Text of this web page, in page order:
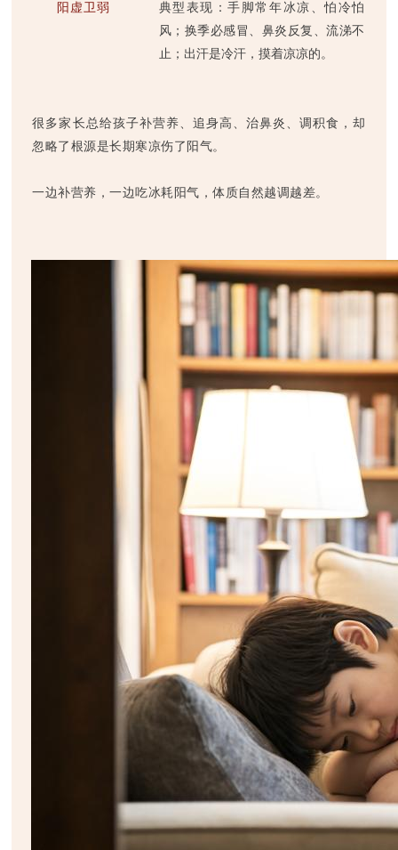
阳虚卫弱
典型表现：手脚常年冰凉、怕冷怕
风；换季必感冒、鼻炎反复、流涕不
止；出汗是冷汗，摸着凉凉的。
很多家长总给孩子补营养、追身高、治鼻炎、调积食，却
忽略了根源是长期寒凉伤了阳气。
一边补营养，一边吃冰耗阳气，体质自然越调越差。